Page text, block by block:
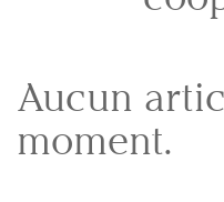
Aucun
moment.